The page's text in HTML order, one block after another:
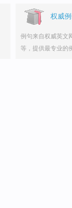
权威
例句来自权威英文
等，提供最专业的